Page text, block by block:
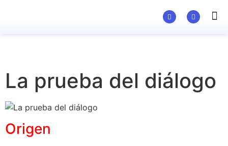
La prueba del diálogo
Origen